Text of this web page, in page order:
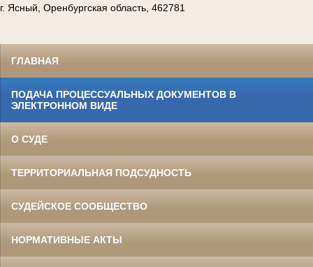
г. Ясный, Оренбургская область, 462781
ГЛАВНАЯ
ПОДАЧА ПРОЦЕССУАЛЬНЫХ ДОКУМЕНТОВ В
ЭЛЕКТРОННОМ ВИДЕ
О СУДЕ
ТЕРРИТОРИАЛЬНАЯ ПОДСУДНОСТЬ
СУДЕЙСКОЕ СООБЩЕСТВО
НОРМАТИВНЫЕ АКТЫ